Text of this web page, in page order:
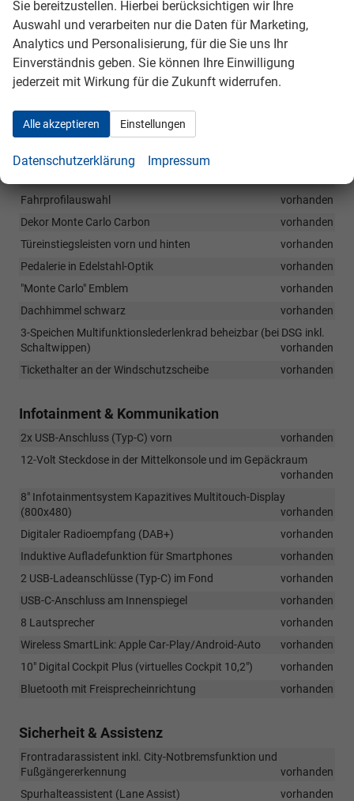
vorhanden
Netzprogramm und Verzurösen im Gepäckraum
vorhanden
LED-Ambientebeleuchtung im Innenraum in Weiß oder Rot
vorhanden
Innenspiegel mit Abblendautomatik
Fußmatten vorne und hinten
Mittelarmlehne hinten
Handbremshebelgriff in Leder
Fahrprofilauswahl
vorhanden
Dekor Monte Carlo Carbon
vorhanden
Türeinstiegsleisten vorn und hinten
vorhanden
Pedalerie in Edelstahl-Optik
vorhanden
"Monte Carlo" Emblem
vorhanden
Dachhimmel schwarz
vorhanden
3-Speichen Multifunktionslederlenkrad beheizbar (bei DSG inkl.
Schaltwippen)
vorhanden
Tickethalter an der Windschutzscheibe
vorhanden
Infotainment & Kommunikation
2x USB-Anschluss (Typ-C) vorn
vorhanden
12-Volt Steckdose in der Mittelkonsole und im Gepäckraum
vorhanden
8" Infotainmentsystem Kapazitives Multitouch-Display
(800x480)
vorhanden
Digitaler Radioempfang (DAB+)
vorhanden
Induktive Aufladefunktion für Smartphones
vorhanden
2 USB-Ladeanschlüsse (Typ-C) im Fond
vorhanden
USB-C-Anschluss am Innenspiegel
vorhanden
8 Lautsprecher
vorhanden
Wireless SmartLink: Apple Car-Play/Android-Auto
vorhanden
10" Digital Cockpit Plus (virtuelles Cockpit 10,2")
vorhanden
Bluetooth mit Freisprecheinrichtung
vorhanden
Sicherheit & Assistenz
Frontradarassistent inkl. City-Notbremsfunktion und
Fußgängererkennung
vorhanden
Spurhalteassistent (Lane Assist)
vorhanden
Sie bereitzustellen. Hierbei berücksichtigen wir Ihre
Auswahl und verarbeiten nur die Daten für Marketing,
Analytics und Personalisierung, für die Sie uns Ihr
Einverständnis geben. Sie können Ihre Einwilligung
jederzeit mit Wirkung für die Zukunft widerrufen.
Alle akzeptieren Einstellungen
Datenschutzerklärung Impressum